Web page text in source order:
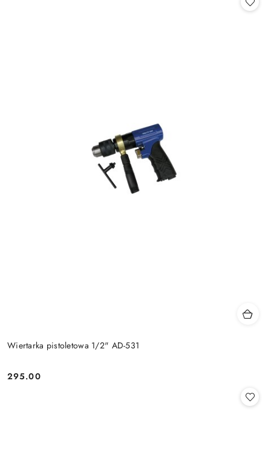
Wiertarka pistoletowa 1/2" AD-531
Cena:
295.00